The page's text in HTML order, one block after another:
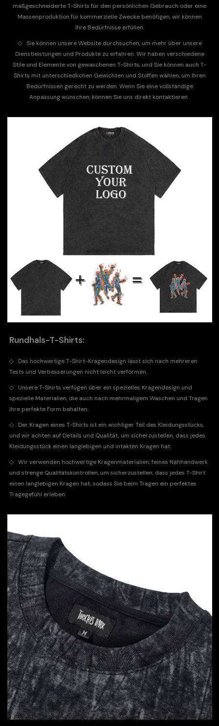
maßgeschneiderte T-Shirts für den persönlichen Gebrauch oder eine
Massenproduktion für kommerzielle Zwecke benötigen, wir können
Ihre Bedürfnisse erfüllen.
◇ Sie können unsere Website durchsuchen, um mehr über unsere
Dienstleistungen und Produkte zu erfahren. Wir haben verschiedene
Stile und Elemente von gewaschenen T-Shirts, und Sie können auch T-
Shirts mit unterschiedlichen Gewichten und Stoffen wählen, um Ihren
Bedürfnissen gerecht zu werden. Wenn Sie eine vollständige
Anpassung wünschen, können Sie uns direkt kontaktieren .
Rundhals-T-Shirts:
◇
Das hochwertige T-Shirt-Kragendesign lässt sich nach mehreren
Tests und Verbesserungen nicht leicht verformen.
◇
Unsere T-Shirts verfügen über ein spezielles Kragendesign und
spezielle Materialien, die auch nach mehrmaligem Waschen und Tragen
ihre perfekte Form behalten.
◇
Der Kragen eines T-Shirts ist ein wichtiger Teil des Kleidungsstücks,
und wir achten auf Details und Qualität, um sicherzustellen, dass jedes
Kleidungsstück einen langlebigen und intakten Kragen hat.
◇ Wir verwenden hochwertige Kragenmaterialien, feines Nähhandwerk
und strenge Qualitätskontrollen, um sicherzustellen, dass jedes T-Shirt
einen langlebigen Kragen hat, sodass Sie beim Tragen ein perfektes
Tragegefühl erleben.